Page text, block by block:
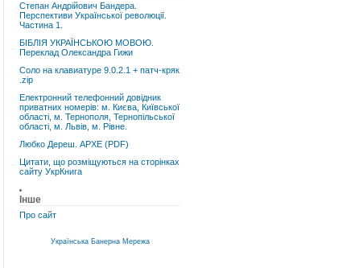
Степан Андрійович Бандера.
Перспективи Української революції.
Частина 1.
БІБЛІЯ УКРАЇНСЬКОЮ МОВОЮ.
Переклад Олександра Гижи
Соло на клавиатуре 9.0.2.1 + патч-кряк
.zip
Електронний телефонний довідник
приватних номерів: м. Києва, Київської
області, м. Тернополя, Тернопільської
області, м. Львів, м. Рівне.
Любко Дереш. АРХЕ (PDF)
Цитати, що розміщуються на сторінках
сайту УкрКнига
Інше
Про сайт
Українська Банерна Мережа